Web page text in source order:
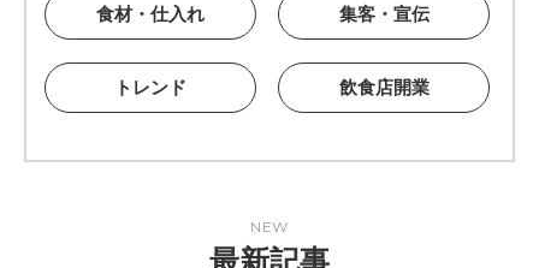
食材・仕入れ 集客・宣伝
トレンド 飲食店開業
NEW
最新記事